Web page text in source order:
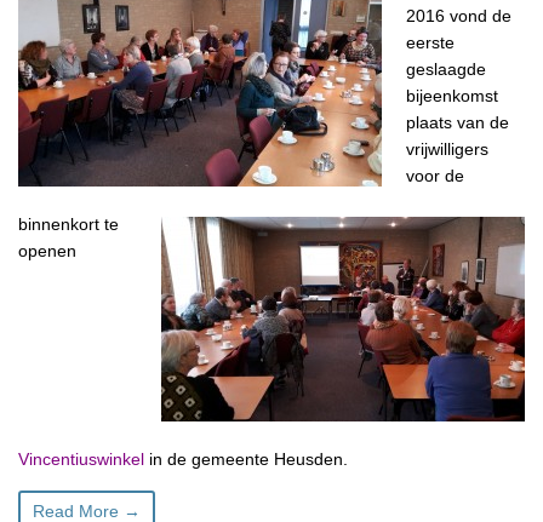
2016 vond de
eerste
geslaagde
bijeenkomst
plaats van de
vrijwilligers
voor de
binnenkort te
openen
Vincentiuswinkel in de gemeente Heusden.
Read More →